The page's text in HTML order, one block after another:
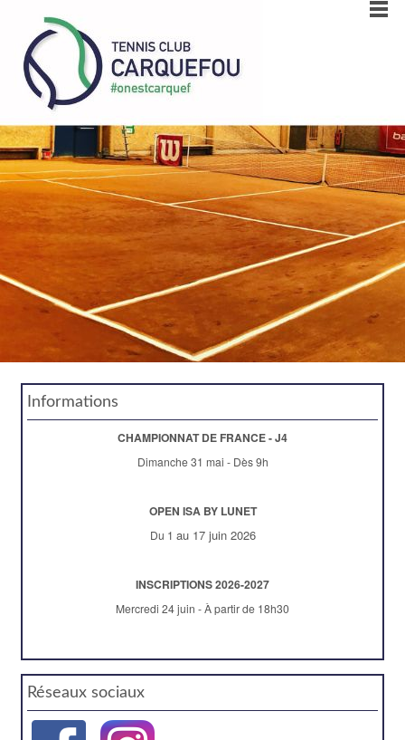
Informations
CHAMPIONNAT DE FRANCE - J4
Dimanche 31 mai - Dès 9h
OPEN ISA BY LUNET
Du 1 au 17 juin 2026
INSCRIPTIONS 2026-2027
Mercredi 24 juin - À partir de 18h30
Réseaux sociaux